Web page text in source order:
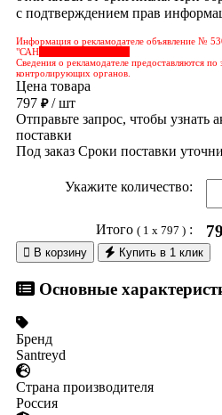
с подтверждением прав
Информация о рекламодателе объявление №
"САН
Сведения о рекламодателе предоставляются по
контролирующих органов.
Цена товара
797 ₽/ шт
Отправьте запрос, чтобы узнать
поставки
Под заказ Сроки поставки
Укажите количество:
Итого ( 1 x 797 ):
 В корзину Купить в 1 клик
Основные
Бренд
Santreyd
Страна производителя
Россия